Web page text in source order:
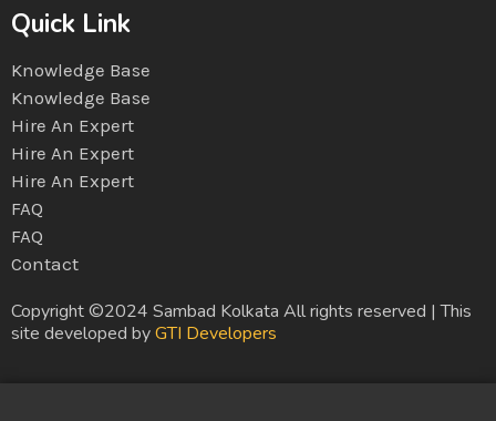
Quick Link
Knowledge Base
Knowledge Base
Hire An Expert
Hire An Expert
Hire An Expert
FAQ
FAQ
Contact
Copyright ©2024 Sambad Kolkata All rights reserved | This
site developed byGTI Developers